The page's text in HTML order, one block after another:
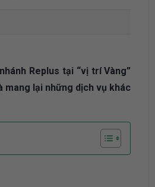
Replus tại “vị trí Vàng”
mang lại những dịch vụ khác